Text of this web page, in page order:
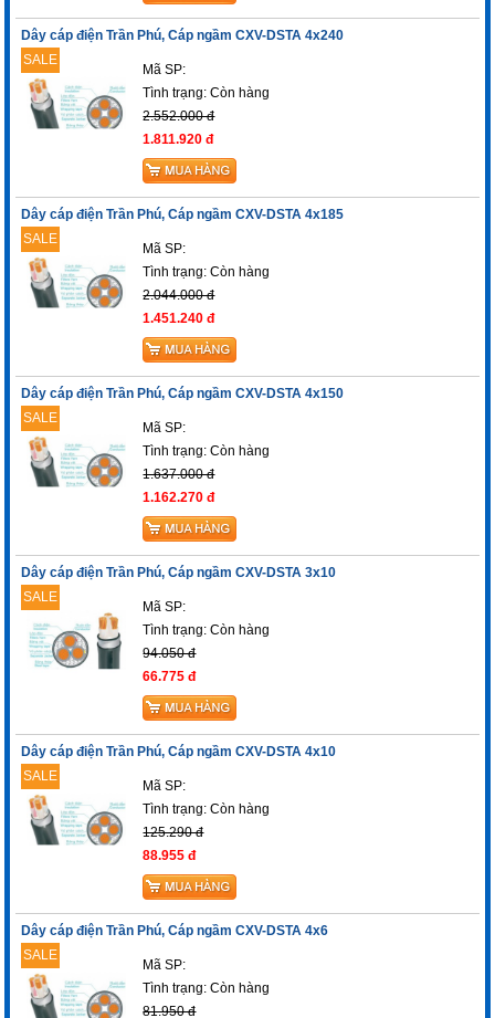
Dây cáp điện Trần Phú, Cáp ngầm CXV-DSTA 4x240
SALE
Mã SP:
Tình trạng:Còn hàng
2.552.000 đ
1.811.920 đ
Dây cáp điện Trần Phú, Cáp ngầm CXV-DSTA 4x185
SALE
Mã SP:
Tình trạng:Còn hàng
2.044.000 đ
1.451.240 đ
Dây cáp điện Trần Phú, Cáp ngầm CXV-DSTA 4x150
SALE
Mã SP:
Tình trạng:Còn hàng
1.637.000 đ
1.162.270 đ
Dây cáp điện Trần Phú, Cáp ngầm CXV-DSTA 3x10
SALE
Mã SP:
Tình trạng:Còn hàng
94.050 đ
66.775 đ
Dây cáp điện Trần Phú, Cáp ngầm CXV-DSTA 4x10
SALE
Mã SP:
Tình trạng:Còn hàng
125.290 đ
88.955 đ
Dây cáp điện Trần Phú, Cáp ngầm CXV-DSTA 4x6
SALE
Mã SP:
Tình trạng:Còn hàng
81.950 đ